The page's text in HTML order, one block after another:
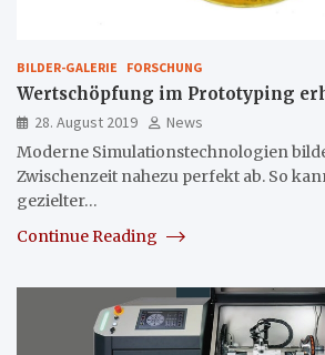
BILDER-GALERIE FORSCHUNG
Wertschöpfung im Prototyping
28. August 2019
News
Moderne Simulationstechnologien
Zwischenzeit nahezu perfekt ab. So
gezielter…
Continue Reading